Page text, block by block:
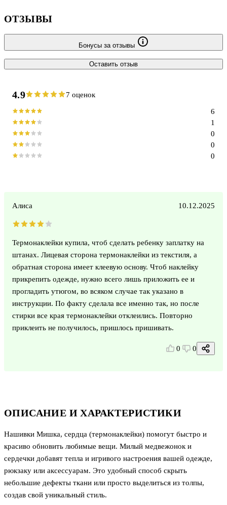
ОПИСАНИЕ И ХАРАКТЕРИСТИКИ
Нашивки Мишка, сердца (термонаклейки) помогут быстро и
красиво обновить любимые вещи. Милый медвежонок и
сердечки добавят тепла и игривого настроения вашей одежде,
рюкзаку или аксессуарам. Это удобный способ скрыть
небольшие дефекты ткани или просто выделиться из толпы,
создав свой уникальный стиль.
ОТЗЫВЫ
Бонусы за отзывы
Оставить отзыв
4.9 7 оценок
0
0
0
1
6
Алиса 10.12.2025
Термонаклейки купила, чтоб сделать ребенку заплатку на
штанах. Лицевая сторона термонаклейки из текстиля, а
обратная сторона имеет клеевую основу. Чтоб наклейку
прикрепить одежде, нужно всего лишь приложить ее и
прогладить утюгом, во всяком случае так указано в
инструкции. По факту сделала все именно так, но после
стирки все края термонаклейки отклеились. Повторно
приклеить не получилось, пришлось пришивать.
0 0